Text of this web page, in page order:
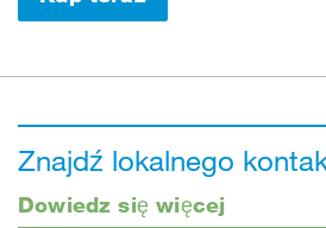
Znajdź lokalnego
Dowiedz się więcej